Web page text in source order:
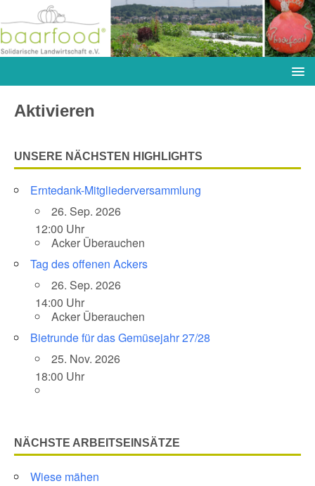
Aktivieren
UNSERE NÄCHSTEN HIGHLIGHTS
Erntedank-Mitgliederversammlung
26. Sep. 2026
12:00 Uhr
Acker Überauchen
Tag des offenen Ackers
26. Sep. 2026
14:00 Uhr
Acker Überauchen
Bietrunde für das Gemüsejahr 27/28
25. Nov. 2026
18:00 Uhr
NÄCHSTE ARBEITSEINSÄTZE
Wiese mähen